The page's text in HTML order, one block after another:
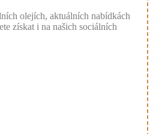
olejích, aktuálních nabídkách
získat i na našich sociálních